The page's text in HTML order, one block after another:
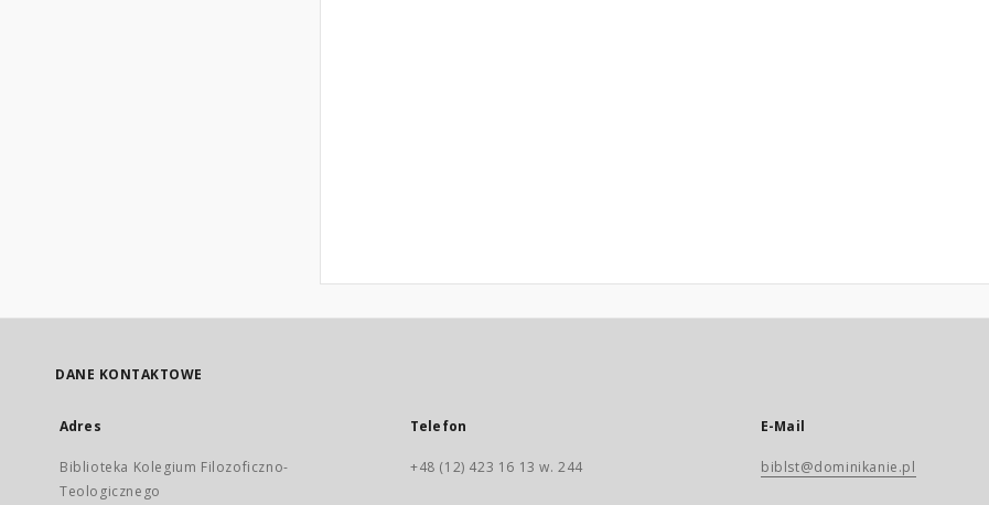
DANE KONTAKTOWE
Adres
Biblioteka Kolegium Filozoficzno-
Teologicznego
Telefon
+48 (12) 423 16 13 w. 244
E-Mail
biblst@dominikanie.pl